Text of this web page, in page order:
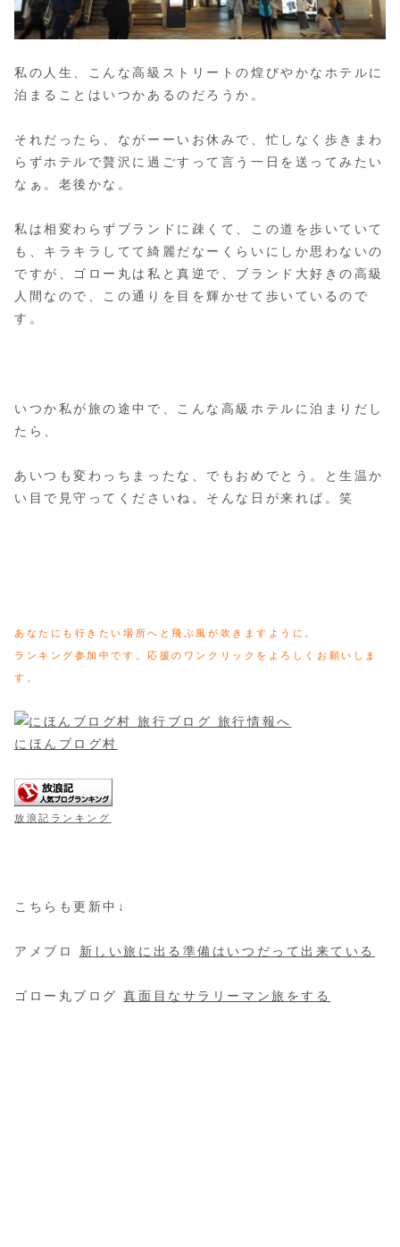
私の人生、こんな高級ストリートの煌びやかなホテルに
泊まることはいつかあるのだろうか。
それだったら、ながーーいお休みで、忙しなく歩きまわ
らずホテルで贅沢に過ごすって言う一日を送ってみたい
なぁ。老後かな。
私は相変わらずブランドに疎くて、この道を歩いていて
も、キラキラしてて綺麗だなーくらいにしか思わないの
ですが、ゴロー丸は私と真逆で、ブランド大好きの高級
人間なので、この通りを目を輝かせて歩いているので
す。
いつか私が旅の途中で、こんな高級ホテルに泊まりだし
たら、
あいつも変わっちまったな、でもおめでとう。と生温か
い目で見守ってくださいね。そんな日が来れば。笑
あなたにも行きたい場所へと飛ぶ風が吹きますように。
ランキング参加中です。応援のワンクリックをよろしくお願いしま
す。
にほんブログ村
放浪記ランキング
こちらも更新中↓
アメブロ 新しい旅に出る準備はいつだって出来ている
ゴロー丸ブログ真面目なサラリーマン旅をする